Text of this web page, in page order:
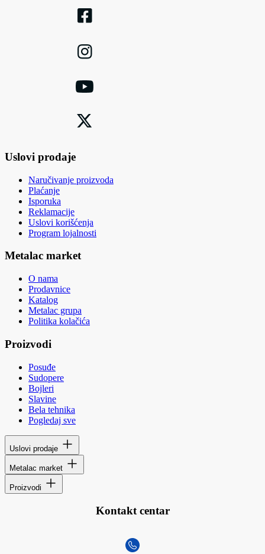
Uslovi prodaje
Naručivanje proizvoda
Plaćanje
Isporuka
Reklamacije
Uslovi korišćenja
Program lojalnosti
Metalac market
O nama
Prodavnice
Katalog
Metalac grupa
Politika kolačića
Proizvodi
Posuđe
Sudopere
Bojleri
Slavine
Bela tehnika
Pogledaj sve
Uslovi prodaje
Metalac market
Proizvodi
Kontakt centar